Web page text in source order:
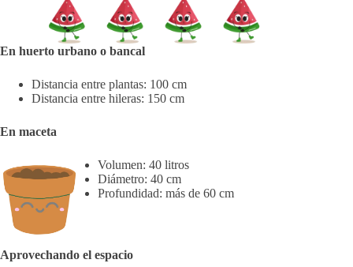
En huerto urbano o bancal
Distancia entre plantas: 100 cm
Distancia entre hileras: 150 cm
En maceta
Volumen: 40 litros
Diámetro: 40 cm
Profundidad: más de 60 cm
Aprovechando el espacio